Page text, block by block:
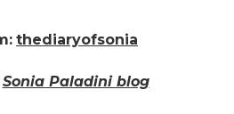
thediaryofsonia
Sonia Paladini blog